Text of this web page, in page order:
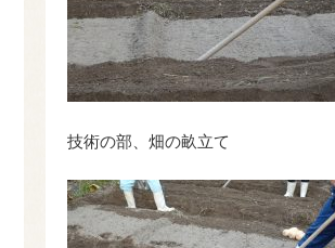
技術の部、畑の畝立て